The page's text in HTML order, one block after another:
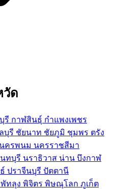
วัด
รี กาฬสินธุ์ กำแพงเพชร
บุรี ชัยนาท ชัยภูมิ ชุมพร ตรัง
นครพนม นครราชสีมา
ทบุรี นราธิวาส น่าน บึงกาฬ
ปราจีนบุรี ปัตตานี
พัทลุง พิจิตร พิษณุโลก ภูเก็ต